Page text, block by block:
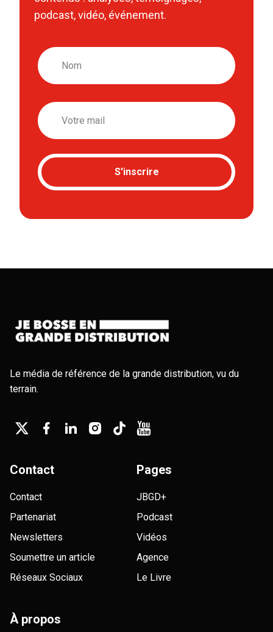
podcast, vidéo, événement.
Nom
Email
S'inscrire
Le média de référence de la grande distribution, vu du
terrain.
Contact
Contact
Partenariat
Newsletters
Soumettre un article
Réseaux Sociaux
Pages
JBGD+
Podcast
Vidéos
Agence
Le Livre
À propos